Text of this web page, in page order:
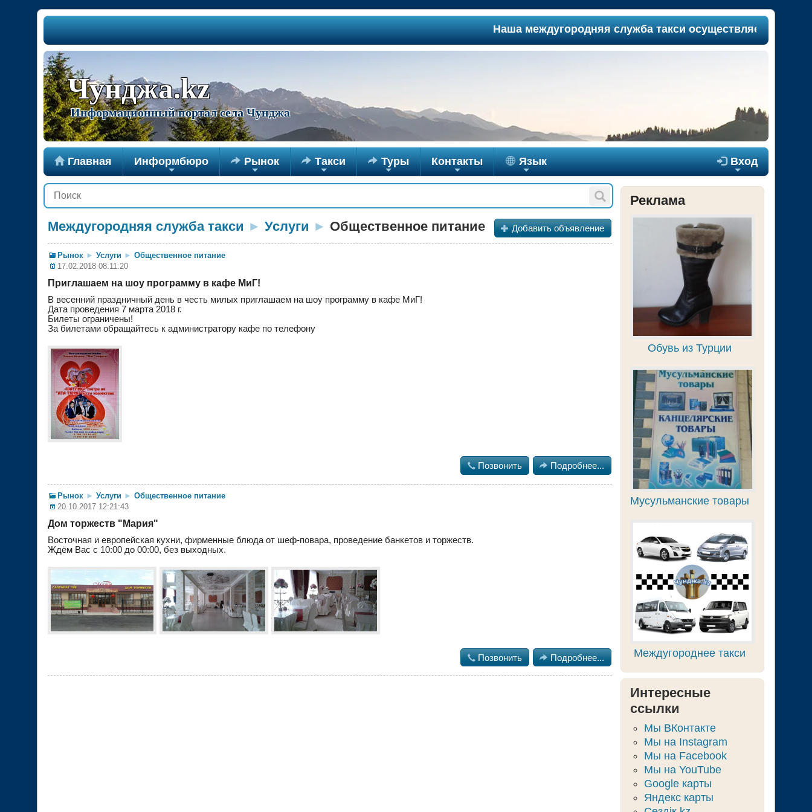
Наша междугородняя служба такси осуществляет
Чунджа.kz
Информационный портал села Чунджа
 Главная
+
Информбюро
+
 Рынок
+
 Такси
+
 Туры
+
Контакты
+
Язык  Вход
Междугородняя служба такси ► Услуги ► Общественное питание + Добавить объявление
Рынок ► Услуги ► Общественное питание
17.02.2018 08:11:20
Приглашаем на шоу программу в кафе МиГ!
В весенний праздничный день в честь милых приглашаем на шоу программу в кафе МиГ!
Дата проведения 7 марта 2018 г.
Билеты ограничены!
За билетами обращайтесь к администратору кафе по телефону
 Позвонить  Подробнее...
Рынок ► Услуги ► Общественное питание
20.10.2017 12:21:43
Дом торжеств "Мария"
Восточная и европейская кухни, фирменные блюда от шеф-повара, проведение банкетов и торжеств.
Ждём Вас с 10:00 до 00:00, без выходных.
 Позвонить  Подробнее...
Реклама
Обувь из Турции
Мусульманские товары
Междугороднее такси
Интересные
ссылки
Мы ВКонтакте
Мы на Instagram
Мы на Facebook
Мы на YouTube
Google карты
Яндекс карты